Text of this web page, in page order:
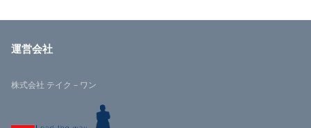
運営会社
株式会社 テイク－ワン